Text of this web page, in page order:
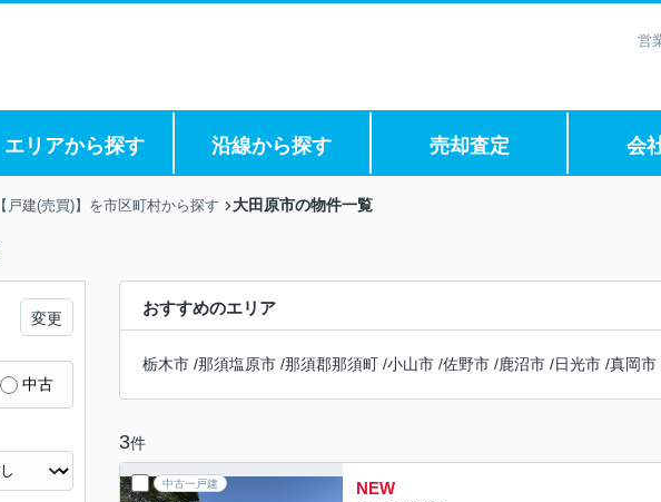
営
エリアから探す 沿線から探す 売却査定 会
【戸建(売買)】を市区町村から探す 大田原市の物件一覧
おすすめのエリア
栃木市 /那須塩原市 /那須郡那須町 /小山市 /佐野市 /鹿沼市 /日光市 /真岡市
3件
中古一戸建 NEW
変更
中古